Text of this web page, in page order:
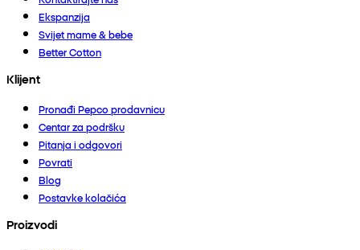
Ekspanzija
Svijet mame & bebe
Better Cotton
Klijent
Pronađi Pepco prodavnicu
Centar za podršku
Pitanja i odgovori
Povrati
Blog
Postavke kolačića
Proizvodi